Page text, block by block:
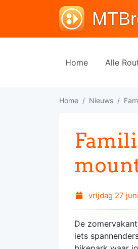
Home Alle
Home Nieuws
vrijdag 27
De
iets